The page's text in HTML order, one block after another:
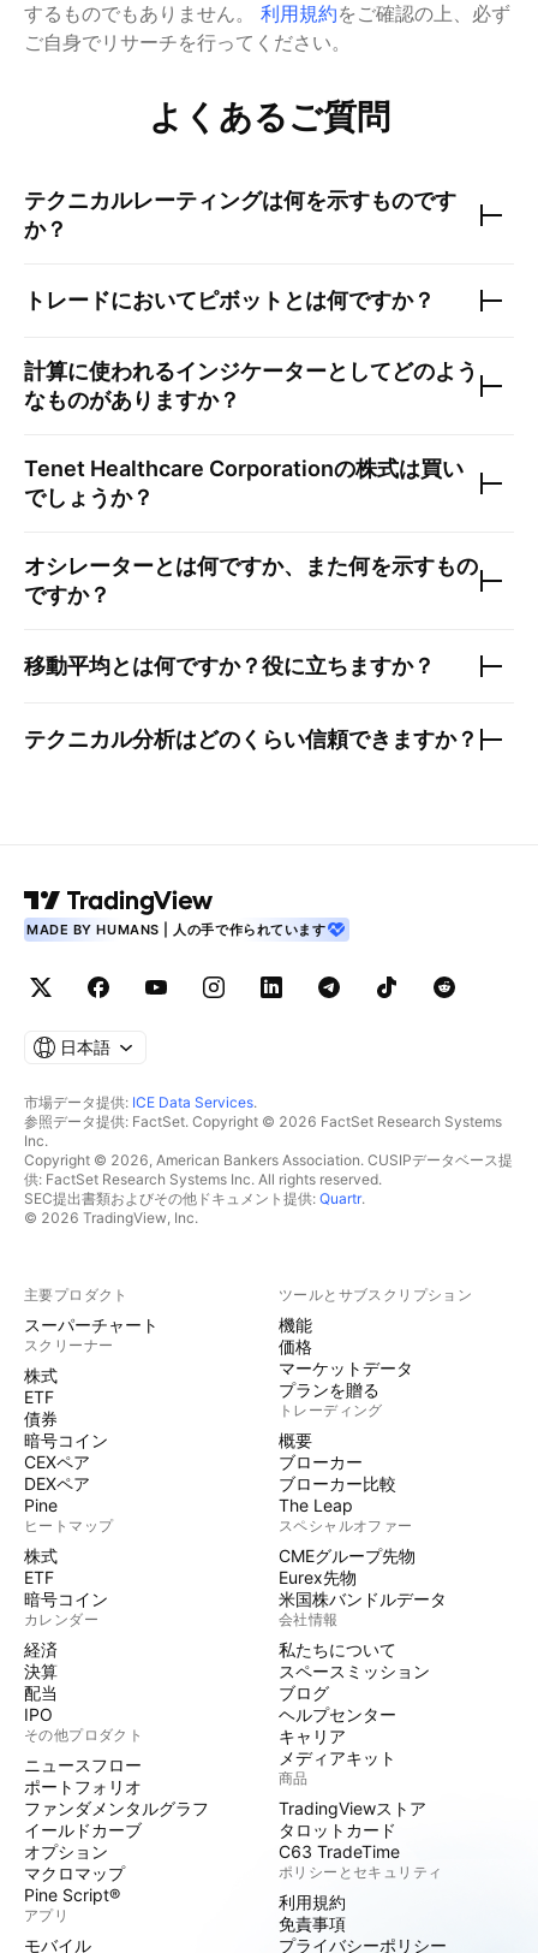
するものでもありません。
利用規約をご確認の上、必ず
ご自身でリサーチを行ってください。
よくあるご質問
テクニカルレーティングは何を示すものです
か？
トレードにおいてピボットとは何ですか？
計算に使われるインジケーターとしてどのよう
なものがありますか？
Tenet Healthcare Corporationの株式は買い
でしょうか？
オシレーターとは何ですか、また何を示すもの
ですか？
移動平均とは何ですか？役に立ちますか？
テクニカル分析はどのくらい信頼できますか？
MADE BY HUMANS | 人の手で作られています
日本語
市場データ提供: ICE Data Services.
参照データ提供: FactSet. Copyright © 2026 FactSet Research Systems
Inc.
Copyright © 2026, American Bankers Association. CUSIPデータベース提
供: FactSet Research Systems Inc. All rights reserved.
SEC提出書類およびその他ドキュメント提供: Quartr.
© 2026 TradingView, Inc.
主要プロダクト
スーパーチャート
スクリーナー
株式
ETF
債券
暗号コイン
CEXペア
DEXペア
Pine
ヒートマップ
株式
ETF
暗号コイン
カレンダー
経済
決算
配当
IPO
その他プロダクト
ニュースフロー
ポートフォリオ
ファンダメンタルグラフ
イールドカーブ
オプション
マクロマップ
Pine Script®
アプリ
モバイル
ツールとサブスクリプション
機能
価格
マーケットデータ
プランを贈る
トレーディング
概要
ブローカー
ブローカー比較
The Leap
スペシャルオファー
CMEグループ先物
Eurex先物
米国株バンドルデータ
会社情報
私たちについて
スペースミッション
ブログ
ヘルプセンター
キャリア
メディアキット
商品
TradingViewストア
タロットカード
C63 TradeTime
ポリシーとセキュリティ
利用規約
免責事項
プライバシーポリシー